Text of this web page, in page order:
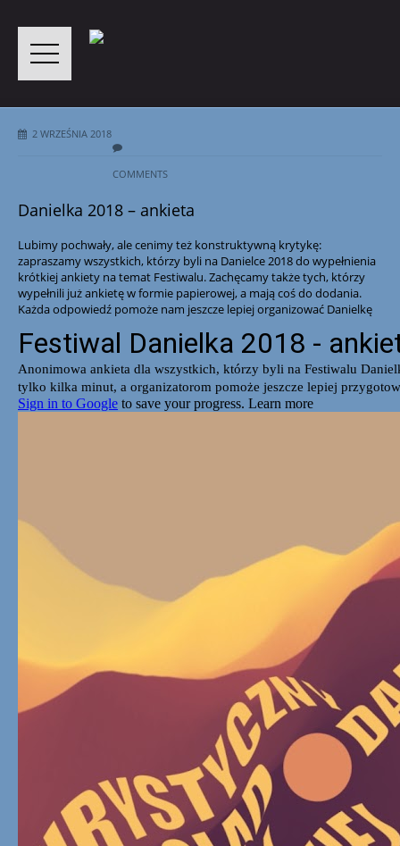
2 WRZEŚNIA 2018
COMMENTS
Danielka 2018 – ankieta
Lubimy pochwały, ale cenimy też konstruktywną krytykę:
zapraszamy wszystkich, którzy byli na Danielce 2018 do wypełnienia
krótkiej ankiety na temat Festiwalu. Zachęcamy także tych, którzy
wypełnili już ankietę w formie papierowej, a mają coś do dodania.
Każda odpowiedź pomoże nam jeszcze lepiej organizować Danielkę